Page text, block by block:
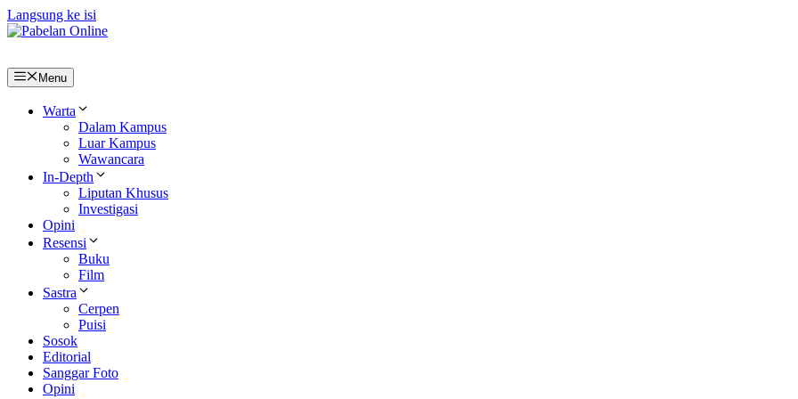
Langsung ke isi
Menu
Warta
Dalam Kampus
Luar Kampus
Wawancara
In-Depth
Liputan Khusus
Investigasi
Opini
Resensi
Buku
Film
Sastra
Cerpen
Puisi
Sosok
Editorial
Sanggar Foto
Opini